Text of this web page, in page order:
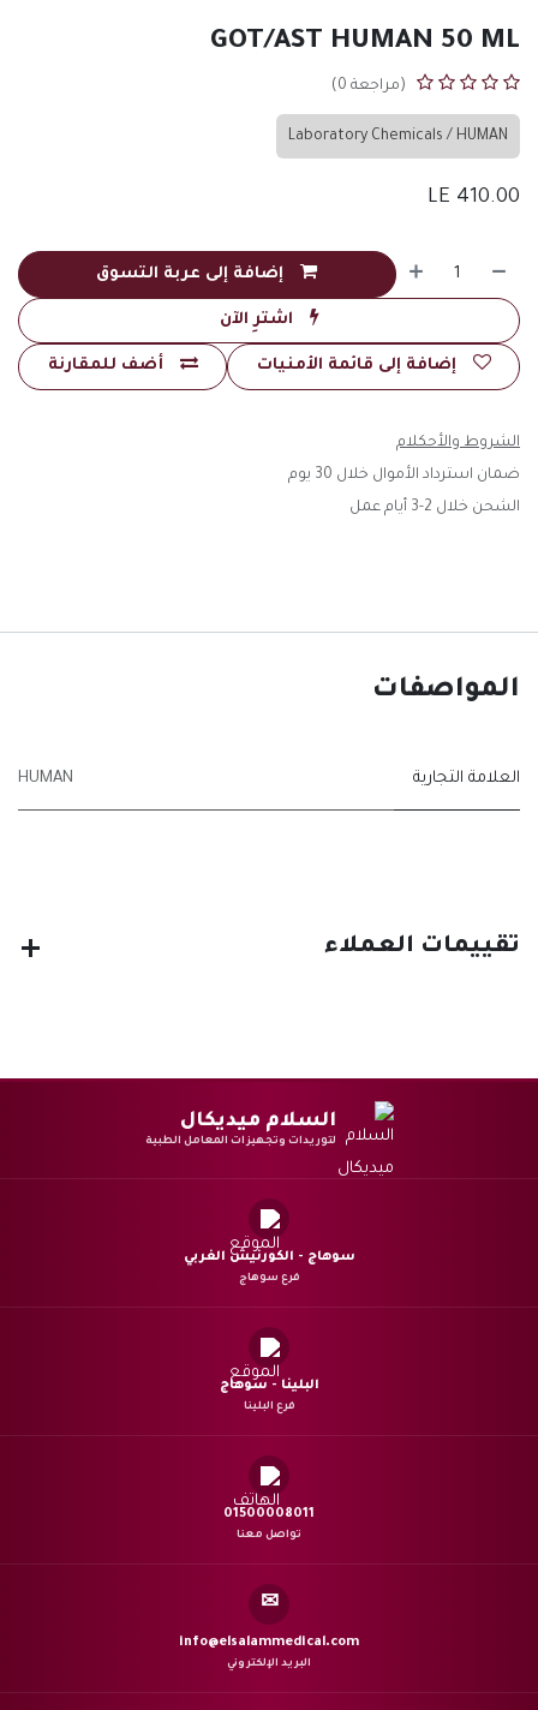
GOT/AST HUMAN 50 ML
(مراجعة 0)
Laboratory Chemicals / HUMAN
410.00
إضافة إلى عربة التسوق
اشترِ الآن
أضف للمقارنة إضافة إلى قائمة الأمنيات
الشروط والأحكلام
ضمان استرداد الأموال خلال 30 يوم
الشحن خلال 2-3 أيام عمل
المواصفات
العلامة التجارية HUMAN
تقييمات العملاء
السلام ميديكال
لتوريدات وتجهيزات المعامل الطبية
سوهاج - الكورنيش الغربي
فرع سوهاج
البلينا - سوهاج
فرع البلينا
01500008011
تواصل معنا
✉
info@elsalammedical.com
البريد الإلكتروني